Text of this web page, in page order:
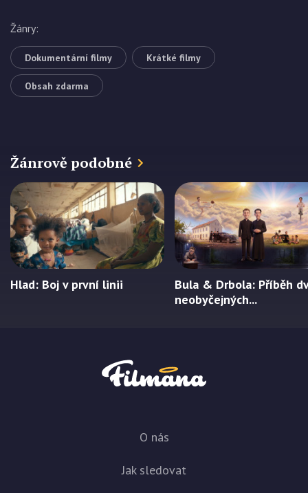
Žánry:
Dokumentární filmy Krátké filmy
Obsah zdarma
Žánrově podobné
Hlad: Boj v první linii
Bula & Drbola: Příběh
neobyčejných...
O nás
Jak sledovat